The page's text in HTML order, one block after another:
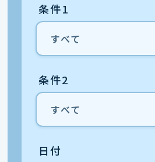
条件1
条件2
日付